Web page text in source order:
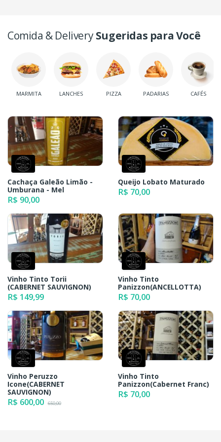
Comida & DeliverySugeridas para Você
MARMITA LANCHES PIZZA PADARIAS CAFÉS
Cachaça Galeão Limão -
Umburana - Mel
R$ 90,00
Queijo Lobato Maturado
R$ 70,00
Vinho Tinto Torii
(CABERNET SAUVIGNON)
R$ 149,99
Vinho Tinto
Panizzon(ANCELLOTTA)
R$ 70,00
Vinho Peruzzo
Icone(CABERNET
SAUVIGNON)
R$ 600,00 650,00
Vinho Tinto
Panizzon(Cabernet Franc)
R$ 70,00